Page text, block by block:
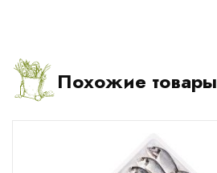
Похожие товары